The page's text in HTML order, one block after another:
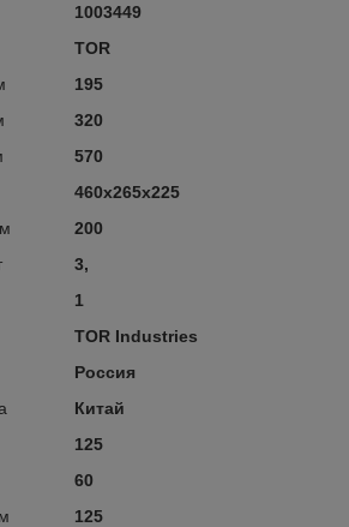
1003449
TOR
195
320
570
460х265х225
200
3,
1
TOR Industries
Россия
Китай
125
60
125